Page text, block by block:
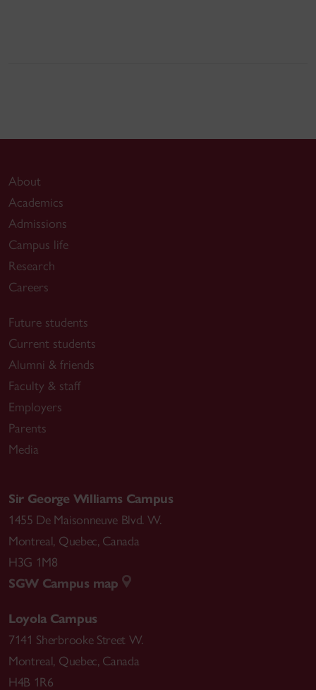
About
Academics
Admissions
Campus life
Research
Careers
Future students
Current students
Alumni & friends
Faculty & staff
Employers
Parents
Media
Sir George Williams Campus
1455 De Maisonneuve Blvd. W.
Montreal, Quebec, Canada
H3G 1M8
SGW Campus map
Loyola Campus
7141 Sherbrooke Street W.
Montreal, Quebec, Canada
H4B 1R6